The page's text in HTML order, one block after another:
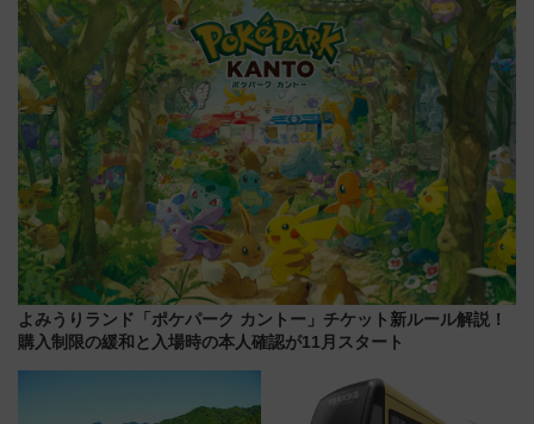
事業の全貌
注目スポット
よみうりランド「ポケパーク カントー」チケット新ルール解説！
購入制限の緩和と入場時の本人確認が11月スタート